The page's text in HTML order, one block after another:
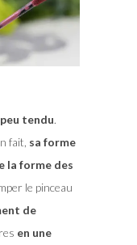
tendu.
fait, sa forme
la forme des
le pinceau
de
en une